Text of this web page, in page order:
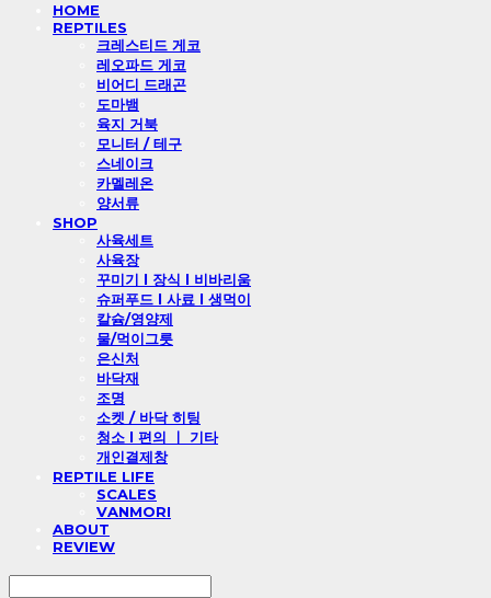
HOME
REPTILES
크레스티드 게코
레오파드 게코
비어디 드래곤
도마뱀
육지 거북
모니터 / 테구
스네이크
카멜레온
양서류
SHOP
사육세트
사육장
꾸미기 l 장식 l 비바리움
슈퍼푸드 l 사료 l 생먹이
칼슘/영양제
물/먹이그릇
은신처
바닥재
조명
소켓 / 바닥 히팅
청소 l 편의 ㅣ 기타
개인결제창
REPTILE LIFE
SCALES
VANMORI
ABOUT
REVIEW